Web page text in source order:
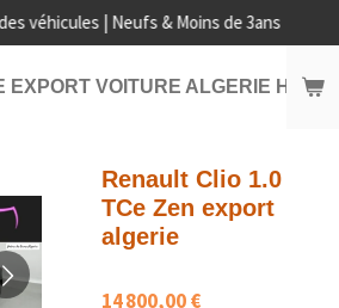
EXPORT VOITURE ALGERIE HORS
véhicules | Neufs & Moins de 3ans
Renault Clio 1.0
TCe Zen export
algerie
14 800,00 €